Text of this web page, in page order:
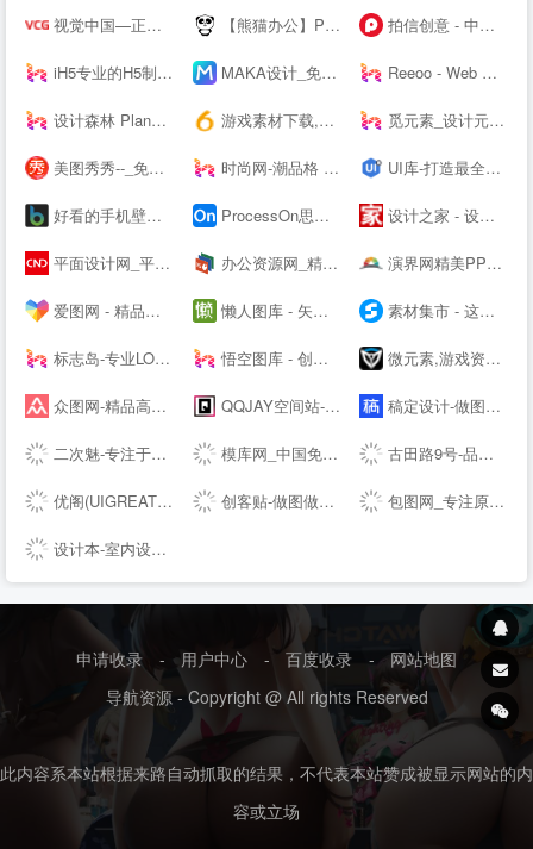
视觉中国—正版高清图片、视频、音乐、字体下载—商业图片下载网站 【熊猫办公】PPT模板，创意设计素材 高效办公在熊猫 拍信创意 - 中国领先的创意内容素材平台 素材网 素材库 高清图片视频源文件下载
iH5专业的H5制作工具 MAKA设计_免费H5页面制作,电子婚礼请帖制作,海量免费设计模板,电子邀请函模板,微信营销,h5制作,微场景和模板素材设计分享平台 Reeoo - Web Design Inspiration and Website Gallery
设计森林 PlanForest - 收集、整理、分享全球优质的设计素材资源 游戏素材下载,6m5m游戏素材,游戏源码下载,游戏素材资源 - www.6m5m.com 觅元素_设计元素的免费下载网站_免抠素材51yuansu.com
美图秀秀--_免费在线P图抠图拼图_证件照制作 时尚网-潮品格 新时尚 UI库-打造最全的UI素材库
好看的手机壁纸_高清手机壁纸图片_苹果手机壁纸下载－手机壁纸大全 ProcessOn思维导图、流程图-思维导图模板_思维导图软件免费下载_在线作图协作工具 设计之家 - 设计交流互动平台 - 传播先进设计理念 推动原创设计发展
平面设计网_平面设计作品欣赏-设计网 办公资源网_精品PPT模板下载网站_海量办公素材资源可供下载_动起办公 演界网精美PPT模板会员免费下载_矢量图片素材多品类模板服务平台
爱图网 - 精品设计图片素材aiimg.com 懒人图库 - 矢量图,JS代码,网页素材 - 学会偷懒，懒出境界！ 素材集市 - 这里的素材有点酷！
标志岛-专业LOGO素材下载平台 悟空图库 - 创意设计素材，PPT模板，Word模板，高效办公尽在悟空 微元素,游戏资源下载,游戏原画,手机游戏资源,游戏开发资源 - Element3ds.com!
众图网-精品高清设计图库-提供商用图片素材下载 QQJAY空间站-分享QQ网名 个性签名 QQ分组 日志 QQ头像 空间素材 QQ空间 皮肤等内容 稿定设计-做图做视频必备_在线设计神器_海量版权素材模板
二次魅-专注于分享国内外高清精品二次元电脑手机图片壁纸 模库网_中国免费设计素材图片库_优质设计模板下载网站 古田路9号-品牌创意/版权保护平台
优阁(UIGREAT) - UI设计师学习交流社区 创客贴-做图做视频必备_会打字就能做设计，商用有版权 包图网_专注原创商用设计图片下载，会员免费设计素材模板独家图库
设计本-室内设计师网_室内设计联盟_装修设计公司大全
申请收录 - 用户中心 - 百度收录 -
网站地图
导航资源 - Copyright @ All rights Reserved
此内容系本站根据来路自动抓取的结果，不代表本站赞成被显示网站的内
容或立场